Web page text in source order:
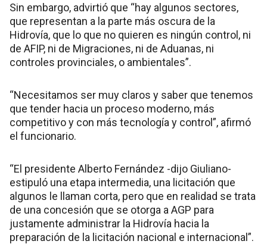
Sin embargo, advirtió que “hay algunos sectores,
que representan a la parte más oscura de la
Hidrovía, que lo que no quieren es ningún control, ni
de AFIP, ni de Migraciones, ni de Aduanas, ni
controles provinciales, o ambientales”.
“Necesitamos ser muy claros y saber que tenemos
que tender hacia un proceso moderno, más
competitivo y con más tecnología y control”, afirmó
el funcionario.
“El presidente Alberto Fernández -dijo Giuliano-
estipuló una etapa intermedia, una licitación que
algunos le llaman corta, pero que en realidad se trata
de una concesión que se otorga a AGP para
justamente administrar la Hidrovía hacia la
preparación de la licitación nacional e internacional”.